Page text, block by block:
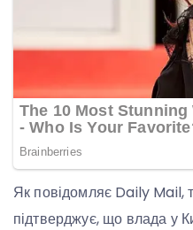
Як повідомляє Daily Mail,
підтверджує, що влада у